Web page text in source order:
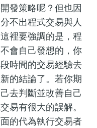
發策略呢？但也因
不出程式交易與人
裡要強調的是，程
會自己發想的，你
時間的交易經驗去
的結論了。若你期
去判斷並改善自己
易有很大的誤解。
的代為執行交易者